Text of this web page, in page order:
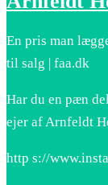
En pris man
til salg | faa.dk
Har du en pæn
ejer af Arnfeldt
http s://